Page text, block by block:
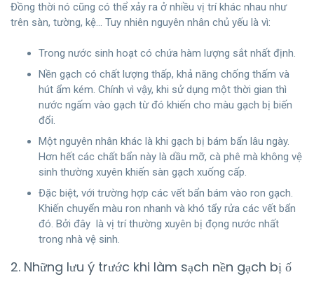
Đồng thời nó cũng có thể xảy ra ở nhiều vị trí khác nhau như
trên sàn, tường, kệ… Tuy nhiên nguyên nhân chủ yếu là vì:
Trong nước sinh hoạt có chứa hàm lượng sắt nhất định.
Nền gạch có chất lượng thấp, khả năng chống thấm và
hút ẩm kém. Chính vì vậy, khi sử dụng một thời gian thì
nước ngấm vào gạch từ đó khiến cho màu gạch bị biến
đổi.
Một nguyên nhân khác là khi gạch bị bám bẩn lâu ngày.
Hơn hết các chất bẩn này là dầu mỡ, cà phê mà không vệ
sinh thường xuyên khiến sàn gạch xuống cấp.
Đặc biệt, với trường hợp các vết bẩn bám vào ron gạch.
Khiến chuyển màu ron nhanh và khó tẩy rửa các vết bẩn
đó. Bởi đây là vị trí thường xuyên bị đọng nước nhất
trong nhà vệ sinh.
2. Những lưu ý trước khi làm sạch nền gạch bị ố